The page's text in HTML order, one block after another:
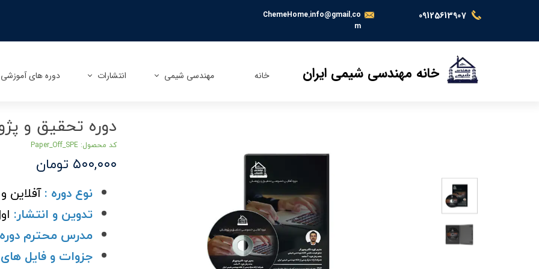
09125613907
ChemeHome.info@gmail.co
m
خانه مهندسی شیمی ایران خانه مهندسی شیمی
معرفی گرایش های مهندسی شیمی
انتشارات
کتاب های استخدامی
کتاب های کنکور ارشد و دکتری
دوره های آموزشی
دوره های آفلاین
دوره تحقیق و
کد محصول: Paper_Off_SPE
۵۰۰,۰۰۰ تومان
نوع دوره :
تدوین و انتشار:
مدرس محترم
جزوات و فایل